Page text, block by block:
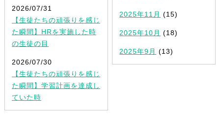
2026/07/31
【生徒たちの頑張りを感じ
た瞬間】HRを実施した時
の生徒の目
2026/07/30
【生徒たちの頑張りを感じ
た瞬間】学習計画を達成し
ていた時
2025年11月 (15)
2025年10月 (18)
2025年9月 (13)